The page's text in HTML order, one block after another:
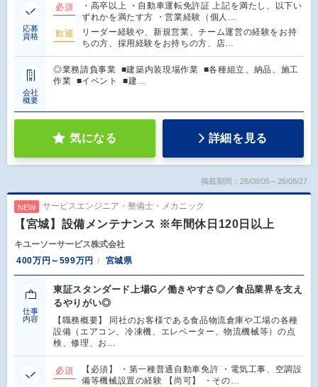
応募
資格
必須
・高卒以上 ・自動車運転免許証 上記を満たし、以下い
ずれかを満たす方 ・営業経験（個人…
歓迎
リーダー経験や、新規営業、チーム運営の経験をお持
ちの方、採用経験をお持ちの方、店…
会社
概要
◎業務請負事業 ■建築内装現場作業 ■各種組立、納品、施工
作業 ■イベント ■建…
気になる 詳細を見る
掲載期間：26/08/05～26/08/27
NEW サービスエンジニア・整備士・メカニック
【宮城】設備メンテナンス ※年間休日120日以上
キユーソーサービス株式会社
400万円～599万円
宮城県
仕事
内容
東証スタンダード上場G／働きやすさ◎／食品業界を支え
るやりがい◎
【職務概要】 同社のお客様である食品物流倉庫や工場の各種
設備（エアコン、冷凍機、エレベーター、物流機械等）の点
検、修理、お…
必須
【必須】 ・第一種普通自動車免許 ・電気工事、空調設
備等機械設置の経験 【尚可】 ・その…